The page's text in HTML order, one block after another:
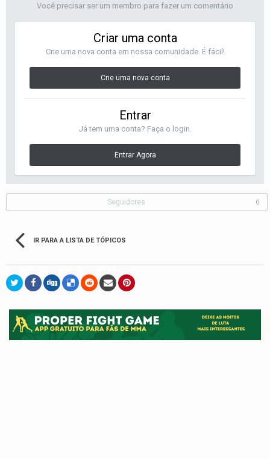
Você precisar ser um membro para fazer um comentário
Criar uma conta
Crie uma nova conta em nossa comunidade. É fácil!
Crie uma nova conta
Entrar
Já tem uma conta? Faça o login.
Entrar Agora
Seguidores 0
IR PARA A LISTA DE TÓPICOS